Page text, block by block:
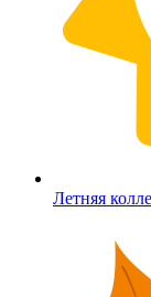
Летняя